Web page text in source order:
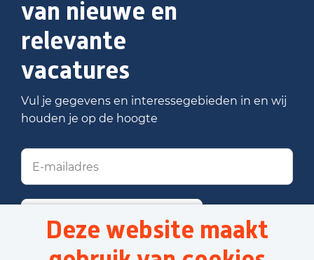
Deze website maakt
van nieuwe en
relevante
vacatures
Vul je gegevens en interessegebieden in en wij
houden je op de hoogte
Stel job alert in